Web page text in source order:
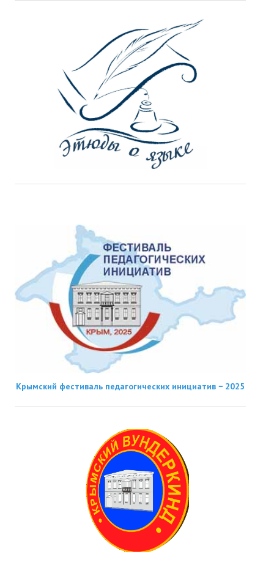
Крымский фестиваль педагогических инициатив − 2025